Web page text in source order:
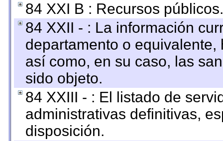
84 XXI B : Recursos públicos.
84 XXII - : La información
departamento o
así como, en su caso, las
sido objeto.
84 XXIII - : El listado de
administrativas definitivas,
disposición.